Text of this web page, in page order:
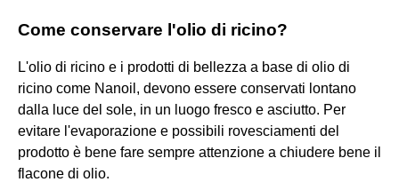
Come conservare l'olio di ricino?
L'olio di ricino e i prodotti di bellezza a base di olio di
ricino come Nanoil, devono essere conservati lontano
dalla luce del sole, in un luogo fresco e asciutto. Per
evitare l'evaporazione e possibili rovesciamenti del
prodotto è bene fare sempre attenzione a chiudere bene il
flacone di olio.